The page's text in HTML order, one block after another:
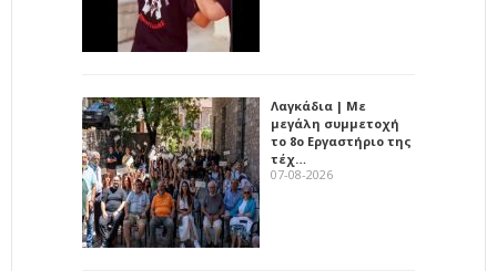
Λαγκάδια | Με
μεγάλη συμμετοχή
το 8ο Εργαστήριο της
τέχ…
07-08-2026